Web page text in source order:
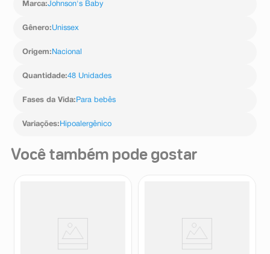
dipoli-hidroxiestearato, lauril glicosídeo, oleato de
óleo de semente de Gossypium herbaceum.
Marca:Johnson's Baby
Gênero:Unissex
Origem: Nacional
Quantidade:48 Unidades
Fases da Vida: Para bebês
Variações: Hipoalergênico
Você também pode gostar